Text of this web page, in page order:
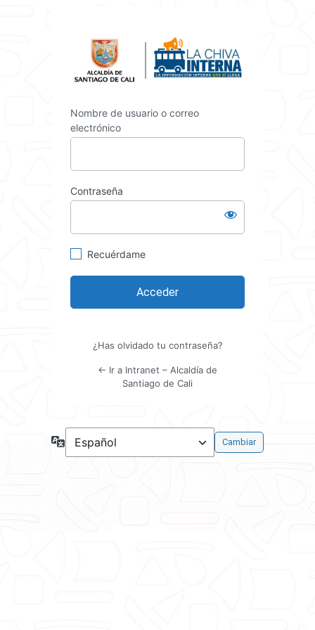
Nombre de usuario o correo
electrónico
Contraseña
Recuérdame
¿Has olvidado tu contraseña?
← Ir a Intranet – Alcaldía de
Santiago de Cali
Idioma